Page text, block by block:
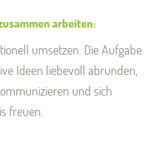
arbeiten:
umsetzen. Die Aufgabe
Ideen liebevoll abrunden,
und sich
freuen.